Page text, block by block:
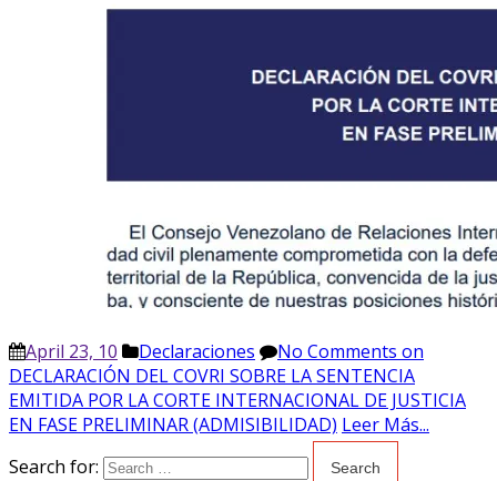
April 23, 10 Declaraciones No Comments on
DECLARACIÓN DEL COVRI SOBRE LA SENTENCIA
EMITIDA POR LA CORTE INTERNACIONAL DE JUSTICIA
EN FASE PRELIMINAR (ADMISIBILIDAD) Leer Más...
Search for: